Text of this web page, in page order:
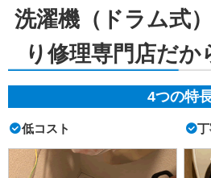
洗濯機（ドラム式
り修理専門店だか
4つの特
低コスト